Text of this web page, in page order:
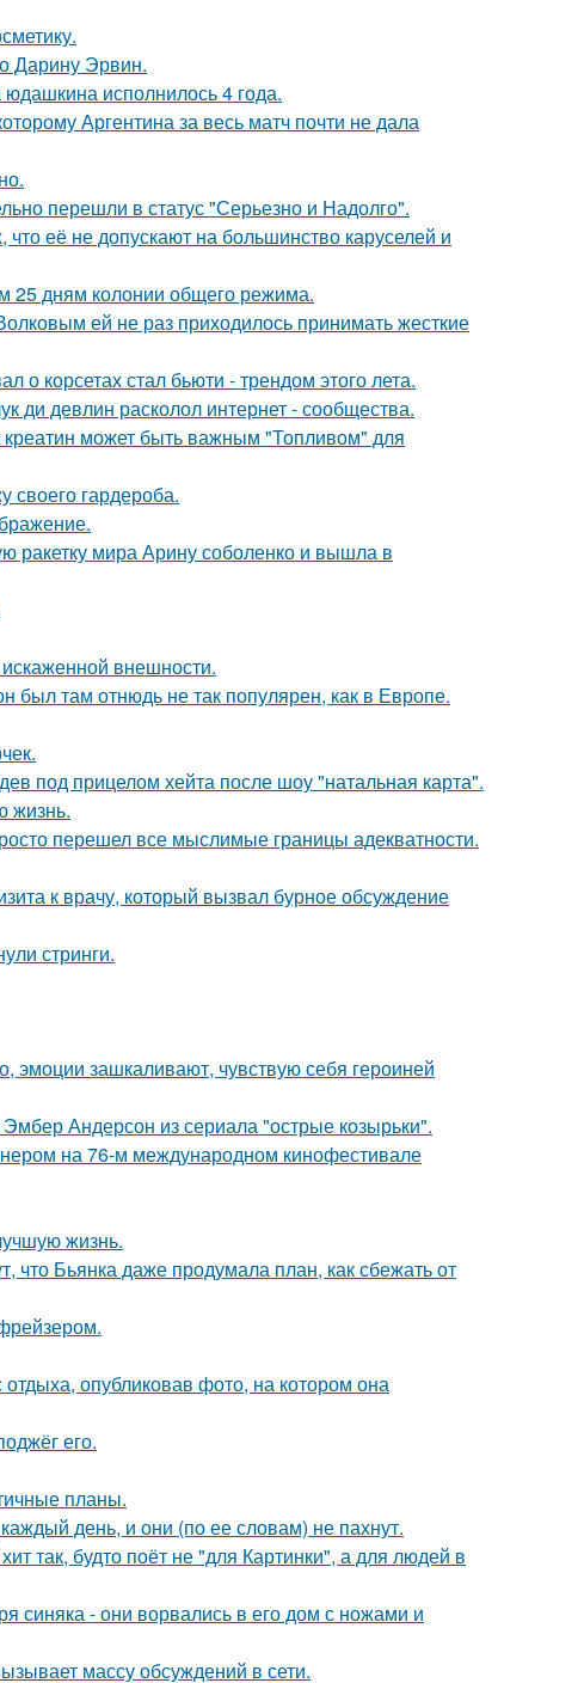
Дарину Эрвин.
исполнилось 4 года.
Аргентина за весь матч почти не дала
перешли в статус "Серьезно и Надолго".
её не допускают на большинство каруселей и
25 дням колонии общего режима.
ей не раз приходилось принимать жесткие
корсетах стал бьюти - трендом этого лета.
ди девлин расколол интернет - сообщества.
креатин может быть важным "Топливом" для
своего гардероба.
ракетку мира Арину соболенко и вышла в
внешности.
был там отнюдь не так популярен, как в Европе.
под прицелом хейта после шоу "натальная карта".
жизнь.
перешел все мыслимые границы адекватности.
к врачу, который вызвал бурное обсуждение
стринги.
эмоции зашкаливают, чувствую себя героиней
Андерсон из сериала "острые козырьки".
на 76-м международном кинофестивале
жизнь.
Бьянка даже продумала план, как сбежать от
опубликовав фото, на котором она
его.
планы.
день, и они (по ее словам) не пахнут.
так, будто поёт не "для Картинки", а для людей в
синяка - они ворвались в его дом с ножами и
массу обсуждений в сети.